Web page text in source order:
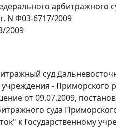
арбитражного
N Ф03-6717/2009
2009
суд
учреждения - Приморского
от 09.07.2009,
суда
к Государственному